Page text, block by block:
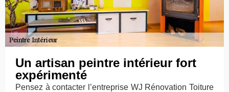
Un artisan peintre intérieur fort
expérimenté
Pensez à contacter l’entreprise WJ Rénovation Toiture